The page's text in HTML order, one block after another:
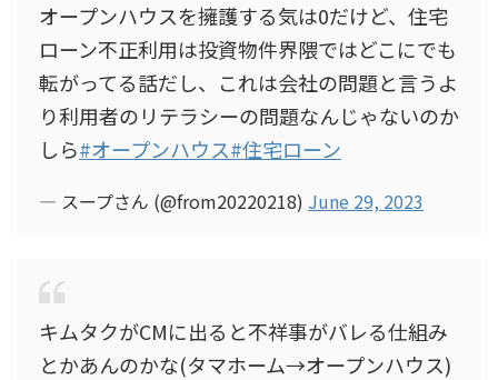
オープンハウスを擁護する気は0だけど、住宅
ローン不正利用は投資物件界隈ではどこにでも
転がってる話だし、これは会社の問題と言うよ
り利用者のリテラシーの問題なんじゃないのか
しら#オープンハウス#住宅ローン
— スープさん (@from20220218) June 29, 2023
キムタクがCMに出ると不祥事がバレる仕組み
とかあんのかな(タマホーム→オープンハウス)